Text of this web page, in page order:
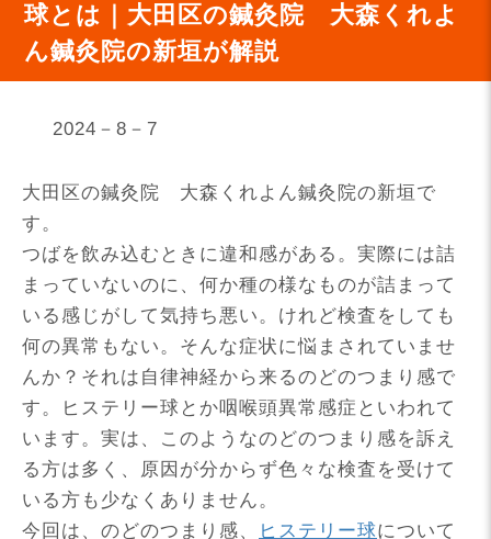
球とは｜大田区の鍼灸院 大森くれよ
ん鍼灸院の新垣が解説
2024－8－7
大田区の鍼灸院 大森くれよん鍼灸院の新垣で
す。
つばを飲み込むときに違和感がある。実際には詰
まっていないのに、何か種の様なものが詰まって
いる感じがして気持ち悪い。けれど検査をしても
何の異常もない。そんな症状に悩まされていませ
んか？それは自律神経から来るのどのつまり感で
す。ヒステリー球とか咽喉頭異常感症といわれて
います。実は、このようなのどのつまり感を訴え
る方は多く、原因が分からず色々な検査を受けて
いる方も少なくありません。
今回は、のどのつまり感、
ヒステリー球について